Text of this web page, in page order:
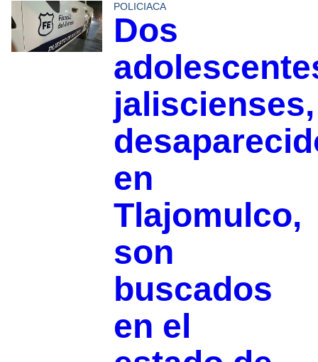
POLICIACA
Dos
jaliscienses,
en
Tlajomulco,
son
buscados
en el